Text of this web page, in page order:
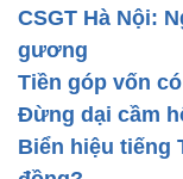
CSGT Hà Nội:
gương
Tiền góp vốn
Đừng dại cầm
Biển hiệu tiếng